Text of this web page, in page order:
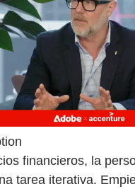
financieros, la
tarea iterativa.